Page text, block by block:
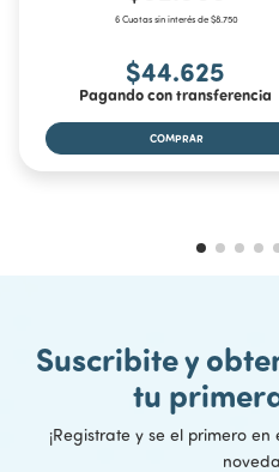
Base mecedora:Si.
Incluye
Desde los 6 meses hasta los 18 meses.
6 Cuotas sin interés de $8.750
$44.625
Pagando con transferencia
Suscribite y
tu
¡Registrate y se el primero